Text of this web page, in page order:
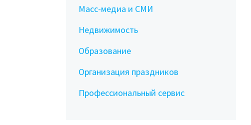
Масс-медиа и СМИ
Недвижимость
Образование
Организация праздников
Профессиональный сервис